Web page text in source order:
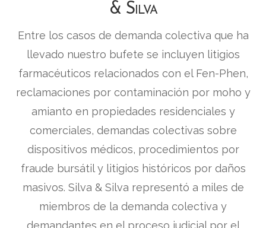
& Silva
Entre los casos de demanda colectiva que ha
llevado nuestro bufete se incluyen litigios
farmacéuticos relacionados con el Fen-Phen,
reclamaciones por contaminación por moho y
amianto en propiedades residenciales y
comerciales, demandas colectivas sobre
dispositivos médicos, procedimientos por
fraude bursátil y litigios históricos por daños
masivos. Silva & Silva representó a miles de
miembros de la demanda colectiva y
demandantes en el proceso judicial por el